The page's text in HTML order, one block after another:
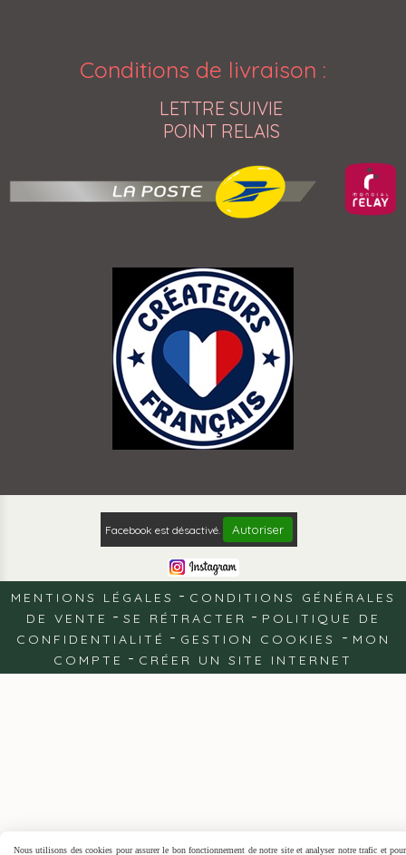
Conditions de livraison :
LETTRE SUIVIE
POINT RELAIS
Facebook est désactivé. Autoriser
MENTIONS LÉGALES
CONDITIONS GÉNÉRALES
DE VENTE
SE RÉTRACTER
POLITIQUE DE
CONFIDENTIALITÉ
GESTION COOKIES
MON
COMPTE
CRÉER UN SITE INTERNET
Nous utilisons des cookies pour assurer le bon fonctionnement de notre site et analyser notre trafic et pour